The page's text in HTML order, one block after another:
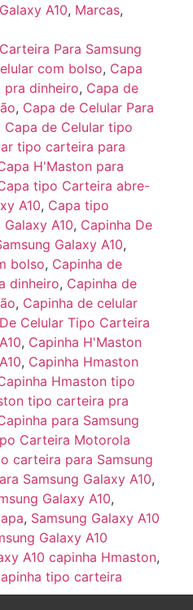
Galaxy A10, Marcas,
Para Samsung
com bolso, Capa
pra dinheiro, Capa de
, Capa de Celular Para
Capa de Celular tipo
tipo carteira para
H'Maston para
tipo Carteira abre-
A10, Capa tipo
A10, Capinha De
Galaxy A10,
bolso, Capinha de
dinheiro, Capinha de
, Capinha de celular
Celular Tipo Carteira
, Capinha H'Maston
, Capinha Hmaston
Hmaston tipo
tipo carteira pra
para Samsung
Carteira Motorola
carteira para Samsung
Samsung Galaxy A10,
Galaxy A10,
, Samsung Galaxy A10
Galaxy A10
A10 capinha Hmaston,
tipo carteira